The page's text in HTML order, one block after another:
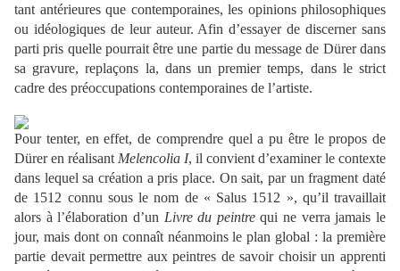
tant antérieures que contemporaines, les opinions philosophiques
ou idéologiques de leur auteur. Afin d’essayer de discerner sans
parti pris quelle pourrait être une partie du message de Dürer dans
sa gravure, replaçons la, dans un premier temps, dans le strict
cadre des préoccupations contemporaines de l’artiste.
Pour tenter, en effet, de comprendre quel a pu être le propos de
Dürer en réalisant Melencolia I, il convient d’examiner le contexte
dans lequel sa création a pris place. On sait, par un fragment daté
de 1512 connu sous le nom de « Salus 1512 », qu’il travaillait
alors à l’élaboration d’un Livre du peintrequi ne verra jamais le
jour, mais dont on connaît néanmoins le plan global : la première
partie devait permettre aux peintres de savoir choisir un apprenti